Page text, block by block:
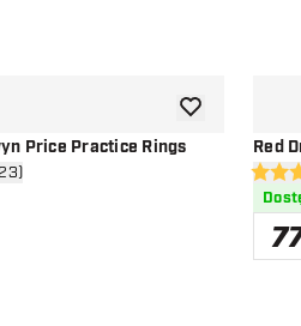
Price Practice Rings
recenzji
dodaj do listy
Red
4.6